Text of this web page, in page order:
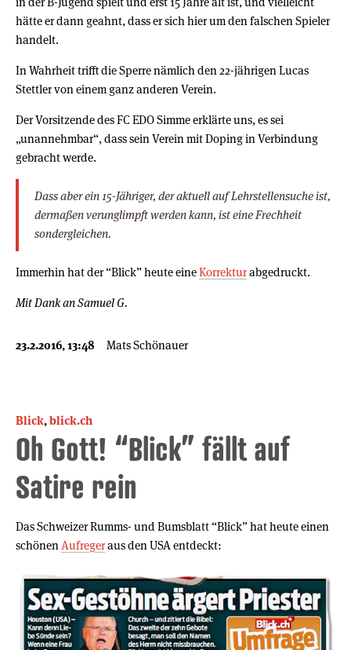
hätte er dann geahnt, dass er sich hier um den falschen Spieler
handelt.
In Wahrheit trifft die Sperre nämlich den 22-jährigen Lucas
Stettler von einem ganz anderen Verein.
Der Vorsitzende des FC EDO Simme erklärte uns, es sei
„unannehmbar“, dass sein Verein mit Doping in Verbindung
gebracht werde.
Dass aber ein 15-Jähriger, der aktuell auf Lehrstellensuche ist,
dermaßen verunglimpft werden kann, ist eine Frechheit
sondergleichen.
Immerhin hat der “Blick” heute eineKorrekturabgedruckt.
Mit Dank an Samuel G.
23.2.2016, 13:48 Mats Schönauer
Blick,blick.ch
Oh Gott! “Blick” fällt auf
Satire rein
Das Schweizer Rumms- und Bumsblatt “Blick” hat heute einen
schönen Aufregeraus den USA entdeckt: